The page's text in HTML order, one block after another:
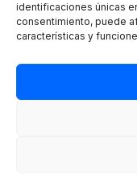
identificaciones únicas
consentimiento, puede
características y